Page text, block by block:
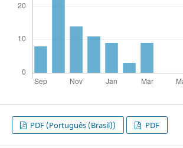
PDF (Português (Brasil)) PDF